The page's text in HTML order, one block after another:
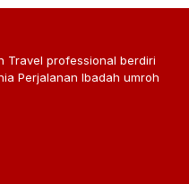
Travel professional berdiri
Perjalanan Ibadah umroh